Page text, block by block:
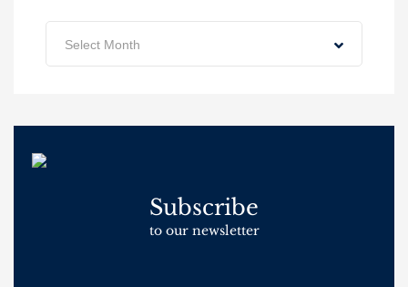
Archive
Select Month
Subscribe
to our newsletter